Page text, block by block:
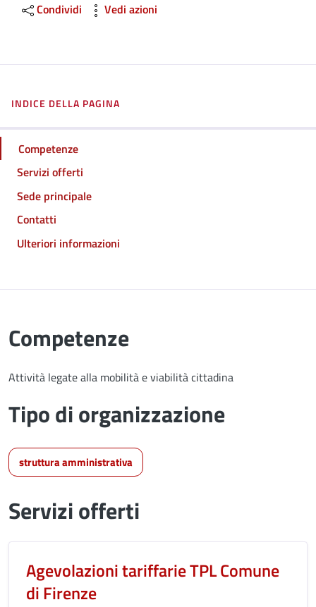
Condividi
Vedi azioni
INDICE DELLA PAGINA
Competenze
Servizi offerti
Sede principale
Contatti
Ulteriori informazioni
Competenze
Attività legate alla mobilità e viabilità cittadina
Tipo di organizzazione
struttura amministrativa
Servizi offerti
Agevolazioni tariffarie TPL Comune
di Firenze